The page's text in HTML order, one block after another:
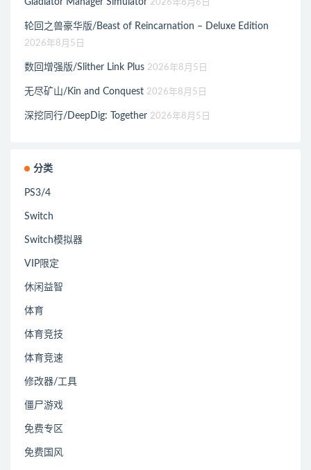
2026年8月6日
轮回之兽豪华版/Beast of Reincarnation – Deluxe Edition
2026年8月5日
数回增强版/Slither Link Plus 2026年8月5日
无尽矿山/Kin and Conquest 2026年8月5日
深挖同行/DeepDig: Together 2026年8月5日
分类
PS3/4
Switch
Switch模拟器
VIP限定
休闲益智
体育
体育竞技
体育竞速
修改器/工具
僵尸游戏
免费专区
免费国风